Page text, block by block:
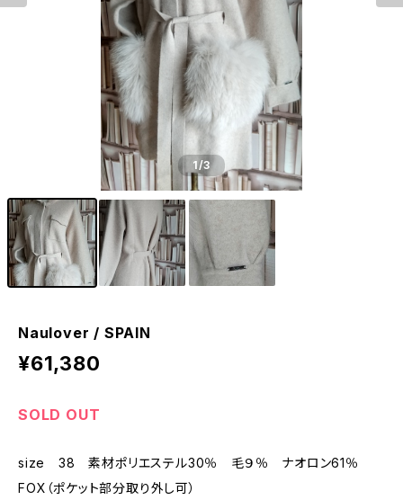
1/3
Naulover / SPAIN
¥61,380
SOLD OUT
size 38 素材ポリエステル30％ 毛９％ ナオロン61％
FOX（ポケット部分取り外し可）